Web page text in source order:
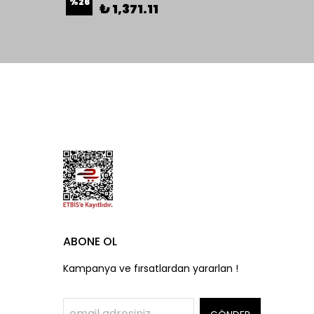
₺ 1,371.11
ABONE OL
Kampanya ve fırsatlardan yararlan !